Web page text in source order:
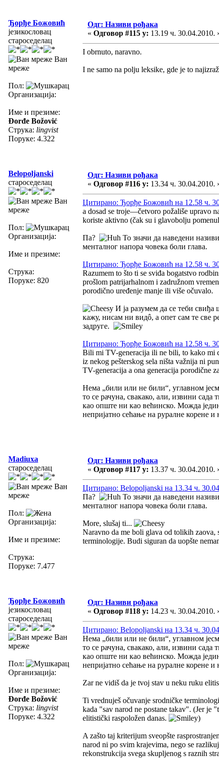
Ђорђе Божовић
језикословац
староседелац
Ван
мреже
Пол:
Организација:
Име и презиме:
Đorđe Božović
Струка: lingvist
Поруке: 4.322
Одг: Називи рођака
« Одговор #115 у: 13.19 ч. 30.04.2010.
I obrnuto, naravno.
I ne samo na polju leksike, gde je to
Belopoljanski
староседелац
Ван
мреже
Пол:
Организација:
Име и презиме:
Струка:
Поруке: 820
Одг: Називи рођака
« Одговор #116 у: 13.34 ч. 30.04.2010.
Цитирано: Ђорђе Божовић на 12.58 ч.
a dosad se troje—četvoro požališe upravo
koriste aktivno (čak su i glavobolju
Па?
То значи да наведени
менталног напора човека боли глава.
Цитирано: Ђорђе Божовић на 12.58 ч.
Razumem to što ti se sviđa bogatstvo
prošlom patrijarhalnom i zadružnom
porodično uređenje manje ili više očuvalo.
И ја разумем да се теби свиђа
кажу, нисам ни видô, а опет сам те све
задруге.
Цитирано: Ђорђе Божовић на 12.58 ч.
Bili mi TV-generacija ili ne bili, to kako mi
iz nekog pešterskog sela ništa važnija ni
TV-generacija a ona generacija porodične
Нема „били или не били“, углавном
то се рачуна, свакако, али, извини
као опште ни као већинско. Можда
непријатно сећање на руралне корене
Madiuxa
староседелац
Ван
мреже
Пол:
Организација:
Име и презиме:
Струка:
Поруке: 7.477
Одг: Називи рођака
« Одговор #117 у: 13.37 ч. 30.04.2010.
Цитирано: Belopoljanski на 13.34 ч.
Па?
То значи да наведени
менталног напора човека боли глава.
More, slušaj ti...
Naravno da me boli glava od tolikih
terminologije. Budi siguran da uopšte
Ђорђе Божовић
језикословац
староседелац
Ван
мреже
Пол:
Организација:
Име и презиме:
Đorđe Božović
Струка: lingvist
Поруке: 4.322
Одг: Називи рођака
« Одговор #118 у: 14.23 ч. 30.04.2010.
Цитирано: Belopoljanski на 13.34 ч.
Нема „били или не били“, углавном
то се рачуна, свакако, али, извини
као опште ни као већинско. Можда
непријатно сећање на руралне корене
Zar ne vidiš da je tvoj stav u neku ruku
Ti vrednuješ očuvanje srodničke
kada "sav narod ne postane takav". (Jer je
elitistički raspoložen danas.
)
A zašto taj kriterijum sveopšte
narod ni po svim krajevima, nego se
rekonstrukcija svega skupljenog s raznih